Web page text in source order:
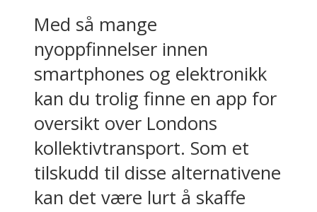
Med så mange
nyoppfinnelser innen
smartphones og elektronikk
kan du trolig finne en app for
oversikt over Londons
kollektivtransport. Som et
tilskudd til disse alternativene
kan det være lurt å skaffe